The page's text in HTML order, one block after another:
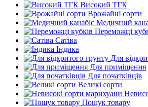
Високий ТГК
Врожайні сорти
Медичний
Переможці
Сатіва
Індика
Для
Для приміщення
Для початківців
Великі сорти
Пошук товару